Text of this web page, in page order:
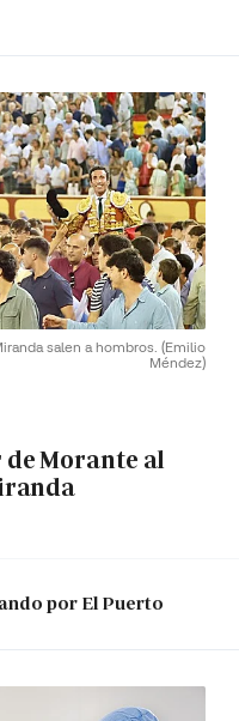
salen a hombros. (Emilio
Méndez)
Morante al
por El Puerto